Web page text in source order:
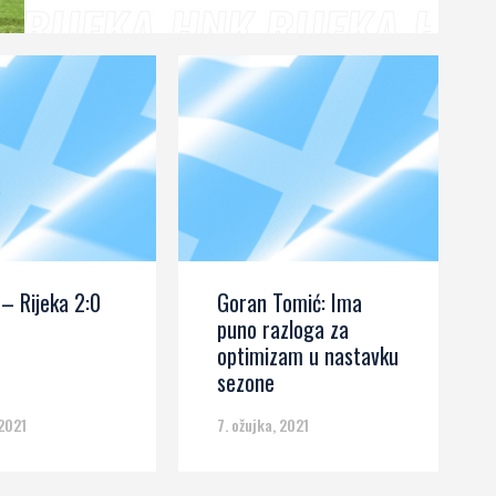
Goran Tomić: Ima
puno razloga za
optimizam u nastavku
sezone